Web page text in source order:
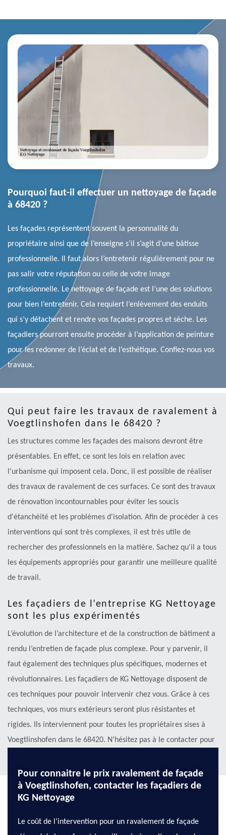
Pourquoi faut-il effectuer un nettoyage de façade
à 68420 ?
Les façades représentent souvent la personnalité du
propriétaire ainsi que de l’enseigne s’il s’agit d’une bâtisse
professionnelle. Il faut alors l’entretenir régulièrement pour ne
pas salir votre réputation ou celle de votre image
professionnelle. Le nettoyage de façade est l’une des solutions
pour bien l’entretenir. Cela requiert l’enlèvement des enduits
qui s’y détachent et rendre vos façades propres et sèche. Les
façadiers pourront ensuite procéder à l’application de peinture
pour les redonner de l’éclat et de l’esthétique. Confiez-nous vos
travaux.
Qui peut faire les travaux de ravalement à
Voegtlinshofen dans le 68420 ?
Les structures comme les façades des maisons devront être
présentables. En effet, ce sont les lois en relation avec
l'urbanisme qui imposent cela. Donc, il est possible de réaliser
des travaux de ravalement de ces surfaces. Ce sont des travaux
de rénovation incontournables pour éviter les soucis
d'étanchéité et les problèmes d'isolation. Afin de procéder à ces
interventions qui sont très complexes, il est très utile de
rechercher des professionnels en la matière. Sachez qu'il a tous
les équipements appropriés pour garantir une meilleure qualité
de travail.
Les façadiers de l’entreprise KG Nettoyage
sont les plus expérimentés
L’évolution de l’architecture et de la construction de bâtiment a
rendu l’entretien de façade plus complexe. Pour y parvenir, il
faut également des techniques plus spécifiques, modernes et
révolutionnaires. Les façadiers de KG Nettoyage disposent de
ces techniques pour pouvoir intervenir chez vous. Grâce à ces
techniques, vos murs extérieurs seront plus résistantes et
rigides. Ils interviennent pour toutes les propriétaires sises à
Voegtlinshofen dans le 68420. N’hésitez pas à le contacter pour
Pour connaitre le prix ravalement de façade
à Voegtlinshofen, contacter les façadiers de
KG Nettoyage
Le coût de l’intervention pour un ravalement de façade